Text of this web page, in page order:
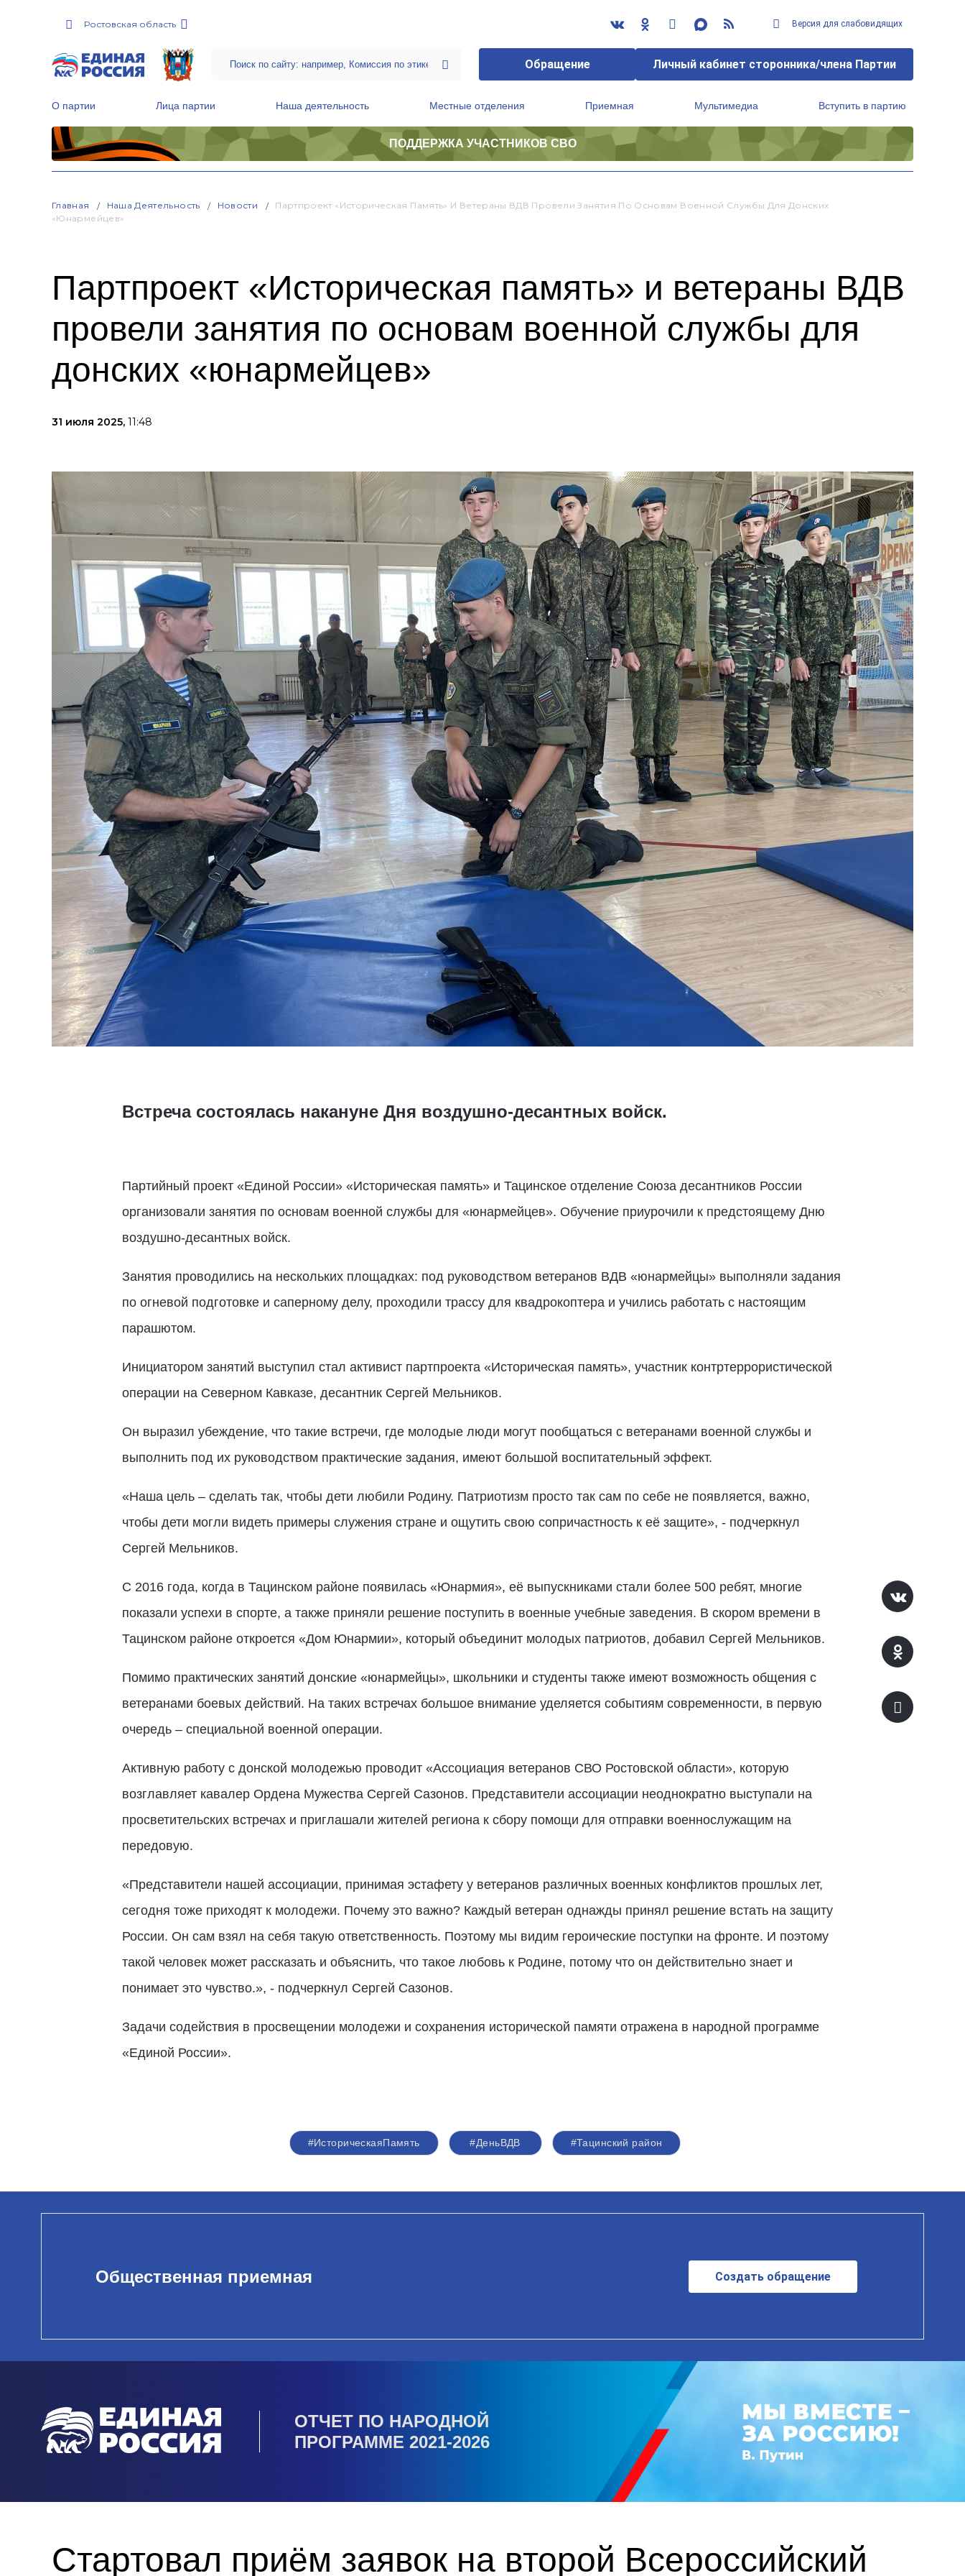
Ростовская область Версия для слабовидящих
Обращение Личный кабинет сторонника/члена Партии
О партии Лица партии Наша деятельность Местные отделения Приемная Мультимедиа Вступить в партию
ПОДДЕРЖКА УЧАСТНИКОВ СВО
Главная Наша Деятельность Новости
Партпроект «Историческая Память» И Ветераны ВДВ Провели Занятия По Основам Военной Службы Для Донских
«юнармейцев»
Партпроект «Историческая память» и ветераны ВДВ
провели занятия по основам военной службы для
донских «юнармейцев»
31 июля 2025, 11:48
Встреча состоялась накануне Дня воздушно-десантных войск.
Партийный проект «Единой России» «Историческая память» и Тацинское отделение Союза десантников России
организовали занятия по основам военной службы для «юнармейцев». Обучение приурочили к предстоящему Дню
воздушно-десантных войск.
Занятия проводились на нескольких площадках: под руководством ветеранов ВДВ «юнармейцы» выполняли задания
по огневой подготовке и саперному делу, проходили трассу для квадрокоптера и учились работать с настоящим
парашютом.
Инициатором занятий выступил стал активист партпроекта «Историческая память», участник контртеррористической
операции на Северном Кавказе, десантник Сергей Мельников.
Он выразил убеждение, что такие встречи, где молодые люди могут пообщаться с ветеранами военной службы и
выполнить под их руководством практические задания, имеют большой воспитательный эффект.
«Наша цель – сделать так, чтобы дети любили Родину. Патриотизм просто так сам по себе не появляется, важно,
чтобы дети могли видеть примеры служения стране и ощутить свою сопричастность к её защите», - подчеркнул
Сергей Мельников.
С 2016 года, когда в Тацинском районе появилась «Юнармия», её выпускниками стали более 500 ребят, многие
показали успехи в спорте, а также приняли решение поступить в военные учебные заведения. В скором времени в
Тацинском районе откроется «Дом Юнармии», который объединит молодых патриотов, добавил Сергей Мельников.
Помимо практических занятий донские «юнармейцы», школьники и студенты также имеют возможность общения с
ветеранами боевых действий. На таких встречах большое внимание уделяется событиям современности, в первую
очередь – специальной военной операции.
Активную работу с донской молодежью проводит «Ассоциация ветеранов СВО Ростовской области», которую
возглавляет кавалер Ордена Мужества Сергей Сазонов. Представители ассоциации неоднократно выступали на
просветительских встречах и приглашали жителей региона к сбору помощи для отправки военнослужащим на
передовую.
«Представители нашей ассоциации, принимая эстафету у ветеранов различных военных конфликтов прошлых лет,
сегодня тоже приходят к молодежи. Почему это важно? Каждый ветеран однажды принял решение встать на защиту
России. Он сам взял на себя такую ответственность. Поэтому мы видим героические поступки на фронте. И поэтому
такой человек может рассказать и объяснить, что такое любовь к Родине, потому что он действительно знает и
понимает это чувство.», - подчеркнул Сергей Сазонов.
Задачи содействия в просвещении молодежи и сохранения исторической памяти отражена в народной программе
«Единой России».
#ИсторическаяПамять #ДеньВДВ #Тацинский район
Общественная приемная Создать обращение
ОТЧЕТ ПО НАРОДНОЙ
ПРОГРАММЕ 2021-2026
Стартовал приём заявок на второй Всероссийский